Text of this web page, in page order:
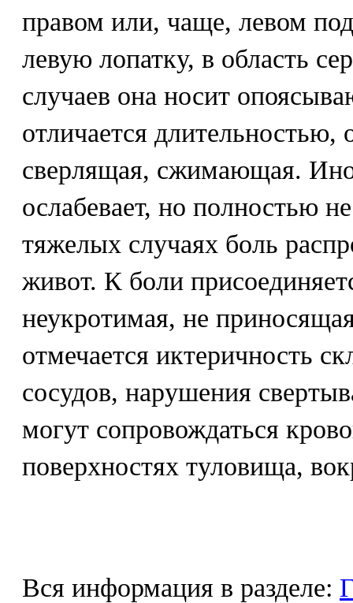
правом или, чаще, левом
левую лопатку, в область
случаев она носит
отличается длительностью,
сверлящая, сжимающая.
ослабевает, но полностью
тяжелых случаях боль
живот. К боли
неукротимая, не
отмечается иктеричность
сосудов, нарушения
могут сопровождаться
поверхностях туловища,
Вся информация в разделе: